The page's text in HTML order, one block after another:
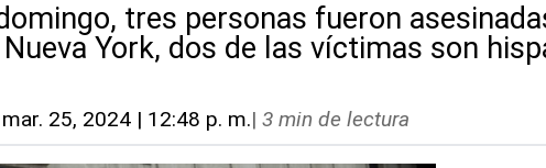
tres personas fueron
York, dos de las víctimas son
mar. 25, 2024 | 12:48 p. m.| 3 min de lectura